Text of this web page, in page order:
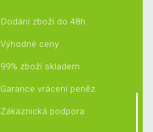
Dodání zboží do 48h
Výhodné ceny
99% zboží skladem
Garance vrácení peněz
Zákaznická podpora